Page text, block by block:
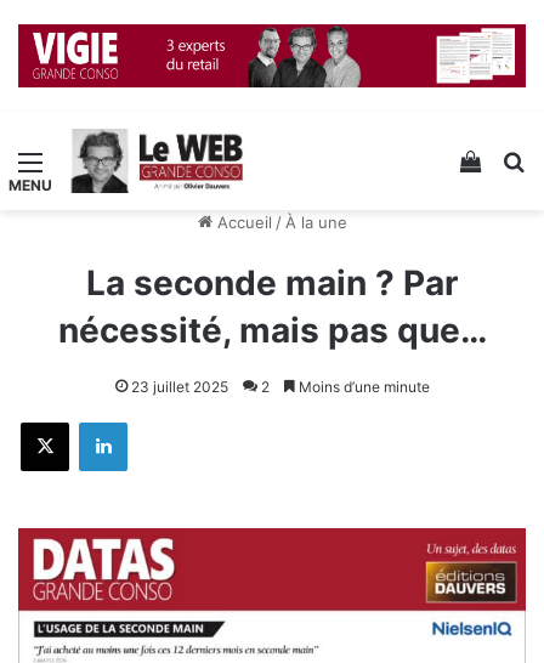
Menu Voir
Accueil / À la une
La seconde main ? Par
nécessité, mais pas que…
23 juillet 2025 2 Moins d’une minute
X Linkedin